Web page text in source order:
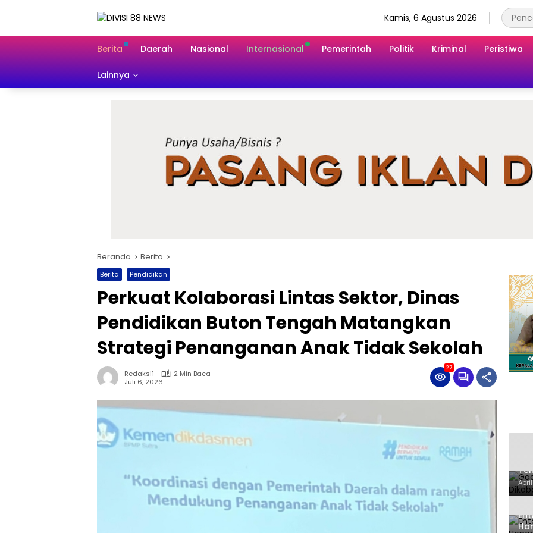
Kamis, 6 Agustus 2026
Berita Daerah Nasional Internasional Pemerintah Politik Kriminal Peristiwa
Lainnya
Beranda Berita
Berita Pendidikan
Perkuat Kolaborasi Lintas Sektor, Dinas
Pendidikan Buton Tengah Matangkan
Strategi Penanganan Anak Tidak Sekolah
Redaksi1
2 Min Baca
Juli 6, 2026
27